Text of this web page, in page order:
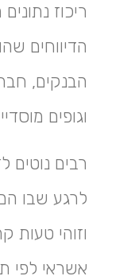
ריכוז
הדיווחים
הבנקים,
וגופים
רבים נוטים
לרגע שבו
וזוהי טעות
אשראי לפי